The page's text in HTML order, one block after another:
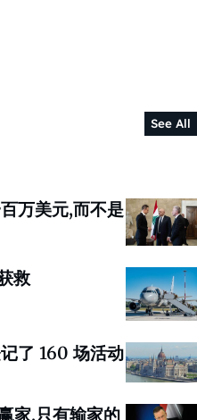
See All
万美元,而不是
救
了 160 场活动
家,只有输家的